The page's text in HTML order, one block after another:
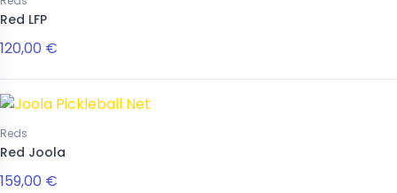
Red LFP
120,00 €
Reds
Red Joola
159,00 €